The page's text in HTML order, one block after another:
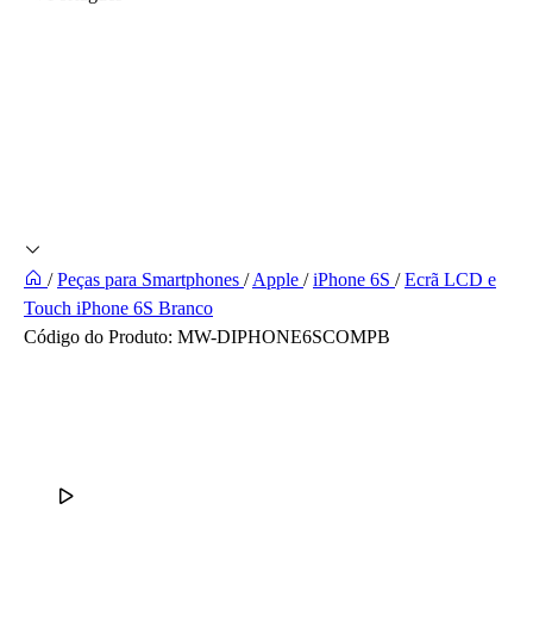
/ Peças para Smartphones /Apple / iPhone 6S / Ecrã LCD e
Touch iPhone 6S Branco
Código do Produto: MW-DIPHONE6SCOMPB